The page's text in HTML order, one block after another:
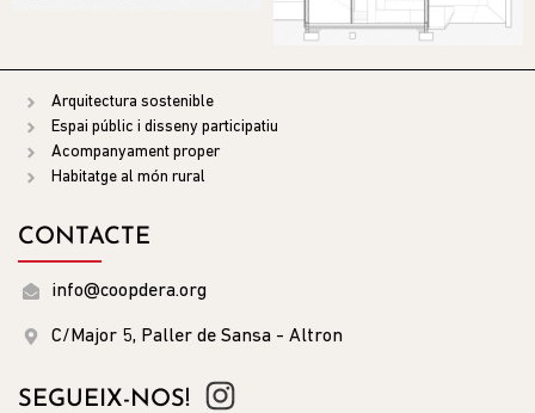
Arquitectura sostenible
Espai públic i disseny participatiu
Acompanyament proper
Habitatge al món rural
CONTACTE
info@coopdera.org
C/Major 5, Paller de Sansa - Altron
SEGUEIX-NOS!